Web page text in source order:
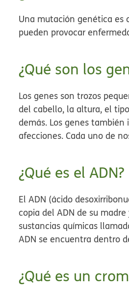
Una mutación genética es
pueden provocar
¿Qué son los
Los genes son trozos
del cabello, la altura, el
demás. Los genes
afecciones. Cada uno de
¿Qué es el ADN?
El ADN (ácido
copia del ADN de su
sustancias químicas
ADN se encuentra dentro
¿Qué es un